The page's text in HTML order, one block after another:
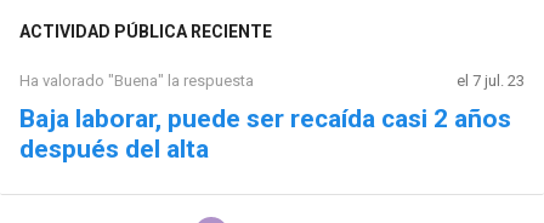
ACTIVIDAD PÚBLICA RECIENTE
Ha valorado "Buena" la respuesta el 7 jul. 23
Baja laborar, puede ser recaída casi 2 años
después del alta